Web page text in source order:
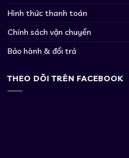
Hình thức thanh toán
Chính sách vận chuyển
Bảo hành & đổi trả
THEO DÕI TRÊN FACEBOOK